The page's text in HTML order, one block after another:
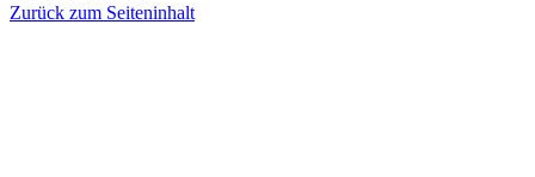
Zurück zum Seiteninhalt